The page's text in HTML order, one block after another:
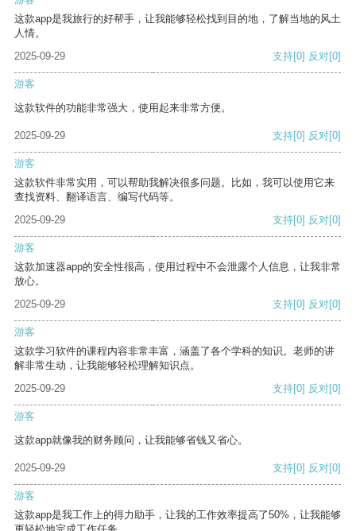
这款app是我旅行的好帮手，让我能够轻松找到目的地，了解当地的风土
人情。
2025-09-29
支持[0] 反对[0]
游客
这款软件的功能非常强大，使用起来非常方便。
2025-09-29 支持[0] 反对[0]
游客
这款软件非常实用，可以帮助我解决很多问题。比如，我可以使用它来
查找资料、翻译语言、编写代码等。
2025-09-29
支持[0] 反对[0]
游客
这款加速器app的安全性很高，使用过程中不会泄露个人信息，让我非常
放心。
2025-09-29
支持[0] 反对[0]
游客
这款学习软件的课程内容非常丰富，涵盖了各个学科的知识。老师的讲
解非常生动，让我能够轻松理解知识点。
2025-09-29
支持[0] 反对[0]
游客
这款app就像我的财务顾问，让我能够省钱又省心。
2025-09-29 支持[0] 反对[0]
游客
这款app是我工作上的得力助手，让我的工作效率提高了50%，让我能够